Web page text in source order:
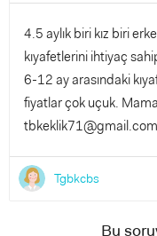
4.5 aylık biri kız biri
kıyafetlerini ihtiyaç
6-12 ay arasındaki
fiyatlar çok uçuk.
tbkeklik71@gmail.com
Tgbkcbs
Bu